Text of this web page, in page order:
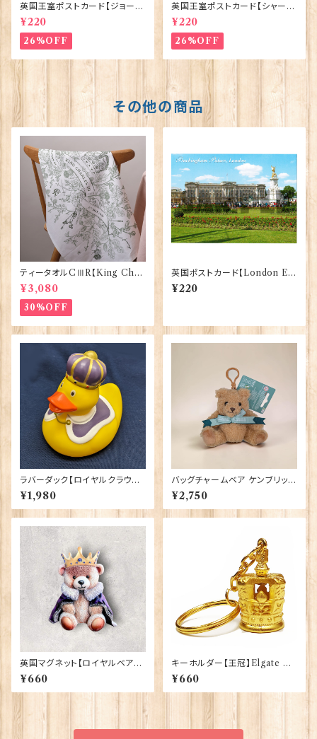
英国王室ポストカード【ジョージ
王子ご誕生】Pageantry Post
card 90183-JEF100
¥220
26%OFF
英国王室ポストカード【シャーロ
ット王女2】Pageantry Postca
rd 90183-JEF202
¥220
26%OFF
その他の商品
ティータオルCⅢR【King Char
lesⅢ Coronation】Victoria
Eggs 50129
¥3,080
30%OFF
英国ポストカード【London E】
J.Salmon 90083-042
¥220
ラバーダック【ロイヤルクラウン】
Elgate Products 90344
¥1,980
バッグチャームベア ケンブリッジ
大学 Elgate Products 904
28
¥2,750
英国マグネット【ロイヤルベア】E
lgate Products 90030（799
13）
¥660
キーホルダー【王冠】Elgate Pr
oducts 90021-F（64832）
¥660